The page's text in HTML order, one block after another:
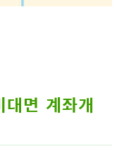
면 계좌개